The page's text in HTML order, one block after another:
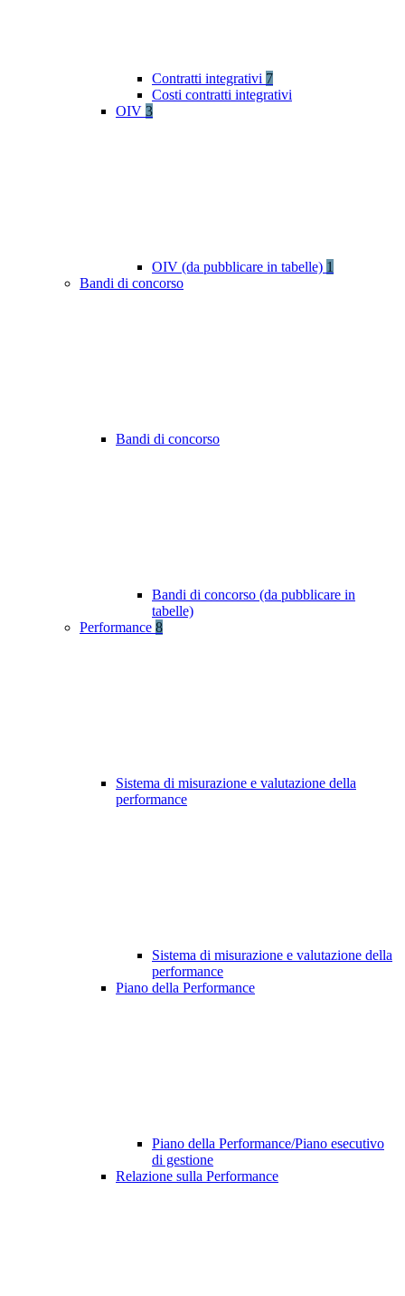
Contratti integrativi 7
Costi contratti integrativi
OIV 3
OIV (da pubblicare in tabelle) 1
Bandi di concorso
Bandi di concorso
Bandi di concorso (da pubblicare in
tabelle)
Performance 8
Sistema di misurazione e valutazione della
performance
Sistema di misurazione e valutazione della
performance
Piano della Performance
Piano della Performance/Piano esecutivo
di gestione
Relazione sulla Performance